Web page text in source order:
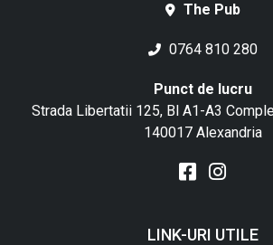
The Pub
0764 810 280
Punct de lucru
Strada Libertatii 125, Bl A1-A3
140017 Alexandria
LINK-URI UTILE